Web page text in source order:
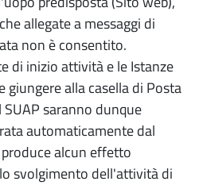
allegate a messaggi di
non è consentito.
di inizio attività e le Istanze
giungere alla casella di Posta
saranno dunque
automaticamente dal
alcun effetto
svolgimento dell'attività di